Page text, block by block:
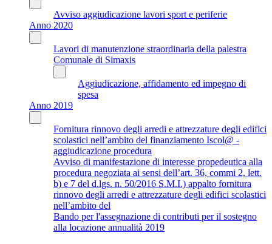
Avviso aggiudicazione lavori sport e periferie
Anno 2020
Lavori di manutenzione straordinaria della palestra
Comunale di Simaxis
Aggiudicazione, affidamento ed impegno di
spesa
Anno 2019
Fornitura rinnovo degli arredi e attrezzature degli edifici
scolastici nell’ambito del finanziamento Iscol@ -
aggiudicazione procedura
Avviso di manifestazione di interesse propedeutica alla
procedura negoziata ai sensi dell’art. 36, commi 2, lett.
b) e 7 del d.lgs. n. 50/2016 S.M.I.) appalto fornitura
rinnovo degli arredi e attrezzature degli edifici scolastici
nell’ambito del
Bando per l'assegnazione di contributi per il sostegno
alla locazione annualità 2019